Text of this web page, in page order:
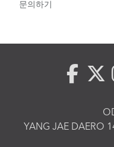
문의하기
YANG JAE DAERO